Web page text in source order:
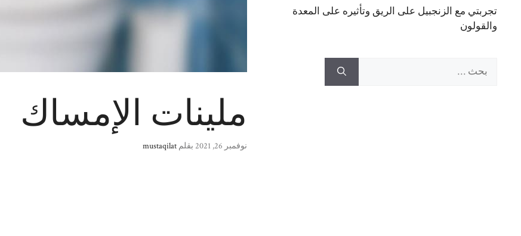
ملينات الإمساك
نوفمبر 26, 2021 بقلمmustaqilat
تجربتي مع الزنجبيل على الريق وتأثيره على المعدة
والقولون
عن: